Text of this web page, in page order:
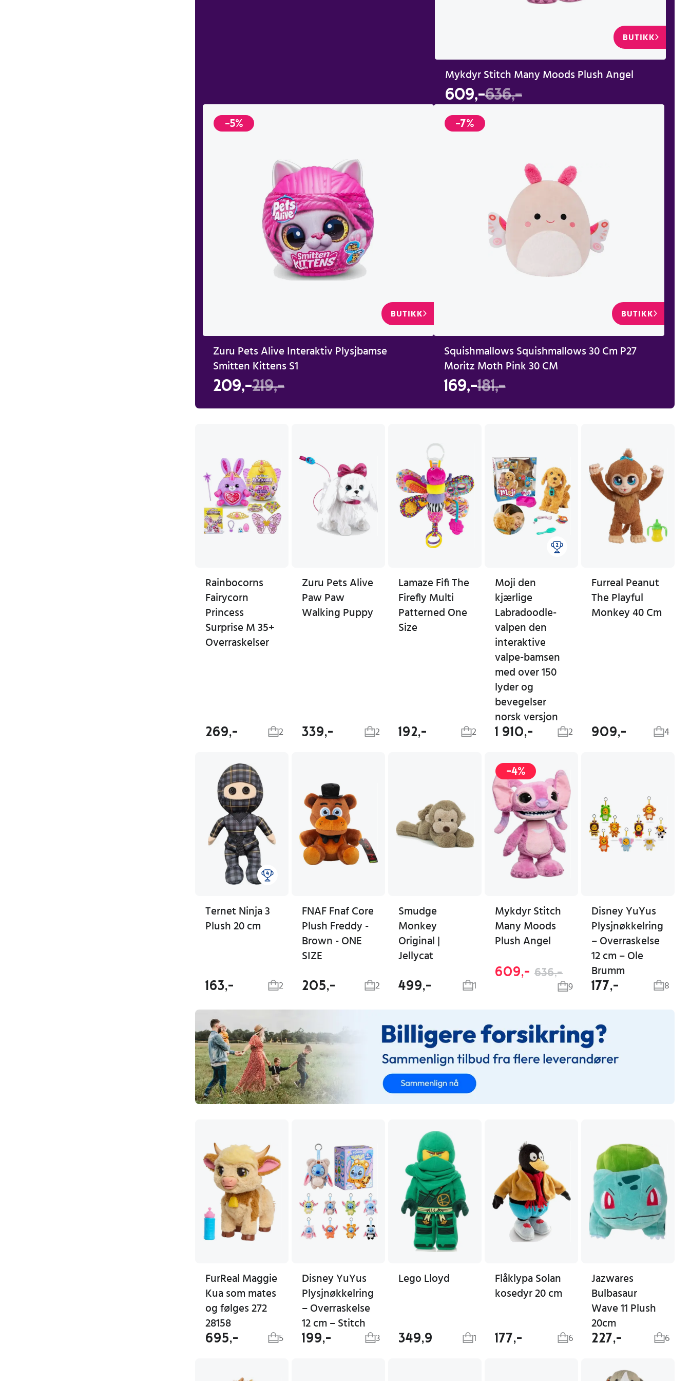
BUTIKK
Mykdyr Stitch Many Moods Plush Angel
609,-636,-
-5%
BUTIKK
Zuru Pets Alive Interaktiv Plysjbamse
Smitten Kittens S1
209,-219,-
-7%
BUTIKK
Squishmallows Squishmallows 30 Cm P27
Moritz Moth Pink 30 CM
169,-181,-
Rainbocorns
Fairycorn
Princess
Surprise M 35+
Overraskelser
269,- 2
Zuru Pets Alive
Paw Paw
Walking Puppy
339,- 2
Lamaze Fifi The
Firefly Multi
Patterned One
Size
192,- 2
Moji den
kjærlige
Labradoodle-
valpen den
interaktive
valpe-bamsen
med over 150
lyder og
bevegelser
norsk versjon
1 910,- 2
Furreal Peanut
The Playful
Monkey 40 Cm
909,- 4
Ternet Ninja 3
Plush 20 cm
163,- 2
FNAF Fnaf Core
Plush Freddy -
Brown - ONE
SIZE
205,- 2
Smudge
Monkey
Original |
Jellycat
499,- 1
-4%
Mykdyr Stitch
Many Moods
Plush Angel
609,- 636,-
9
Disney YuYus
Plysjnøkkelring
– Overraskelse
12 cm – Ole
Brumm
177,- 8
FurReal Maggie
Kua som mates
og følges 272
28158
695,- 5
Disney YuYus
Plysjnøkkelring
– Overraskelse
12 cm – Stitch
199,- 3
Lego Lloyd
349,9 1
Flåklypa Solan
kosedyr 20 cm
177,- 6
Jazwares
Bulbasaur
Wave 11 Plush
20cm
227,- 6